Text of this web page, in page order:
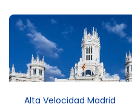
Alta Velocidad Madrid